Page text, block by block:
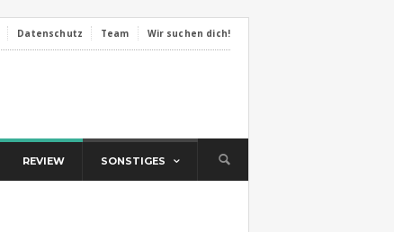
Datenschutz Team Wir suchen dich!
REVIEW SONSTIGES